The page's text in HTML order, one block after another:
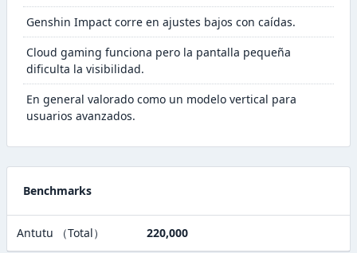
Genshin Impact corre en ajustes bajos con caídas.
Cloud gaming funciona pero la pantalla pequeña
dificulta la visibilidad.
En general valorado como un modelo vertical para
usuarios avanzados.
Benchmarks
Antutu （Total） 220,000